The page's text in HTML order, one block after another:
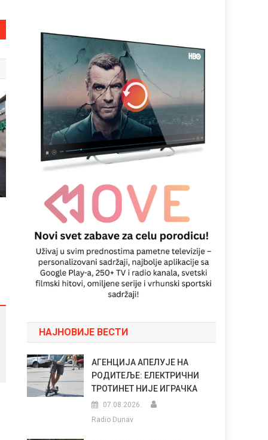
НАЈНОВИЈЕ ВЕСТИ
АГЕНЦИЈА АПЕЛУЈЕ НА
РОДИТЕЉЕ: ЕЛЕКТРИЧНИ
ТРОТИНЕТ НИЈЕ ИГРАЧКА
07.08.2026.
Radio Dunav